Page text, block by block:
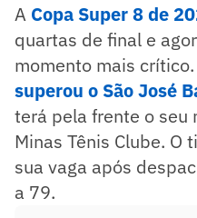
A Copa Super 8 de
quartas de final e
momento mais crítico.
superou o São José
terá pela frente o seu
Minas Tênis Clube. O
sua vaga após
a 79.